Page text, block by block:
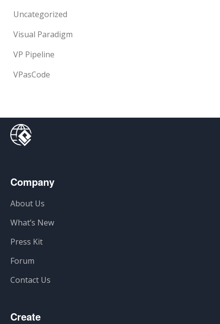
Uncategorized
Visual Paradigm
VP Pipeline
VPasCode
Company
About Us
What’s New
Press Kit
Forum
Contact Us
Create